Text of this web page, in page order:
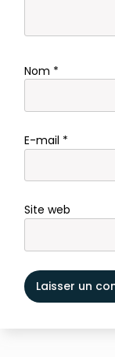
Nom *
E-mail *
Site web